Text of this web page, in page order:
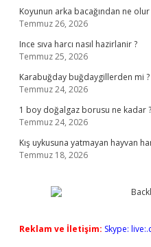
Koyunun arka bacağından ne olur
Temmuz 26, 2026
Ince sıva harcı nasıl hazirlanir ?
Temmuz 25, 2026
Karabuğday buğdaygillerden mi ?
Temmuz 24, 2026
1 boy doğalgaz borusu ne kadar ?
Temmuz 24, 2026
Kış uykusuna yatmayan hayvan
Temmuz 18, 2026
Reklam ve İletişim: Skype: